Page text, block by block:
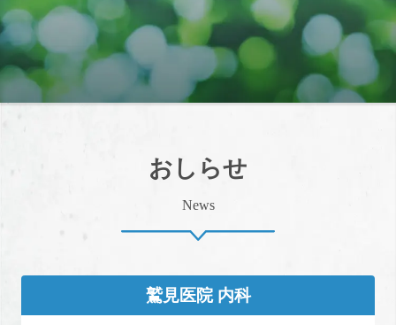
おしらせ
News
鷲見医院 内科